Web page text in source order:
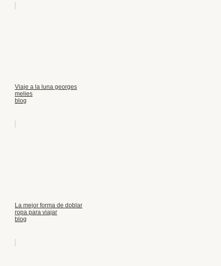
Viaje a la luna georges
melies
blog
La mejor forma de doblar
ropa para viajar
blog